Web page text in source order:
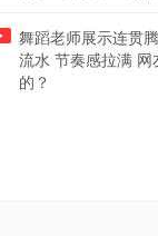
舞蹈老师展示连贯
流水 节奏感拉满
的？